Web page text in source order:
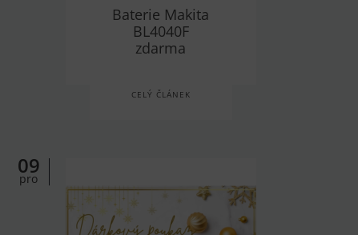
Baterie Makita
BL4040F
zdarma
CELÝ ČLÁNEK
09
pro